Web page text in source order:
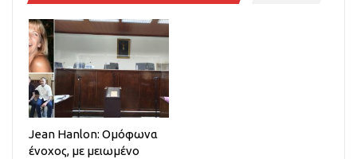
Jean Hanlon: Ομόφωνα
ένοχος, με μειωμένο